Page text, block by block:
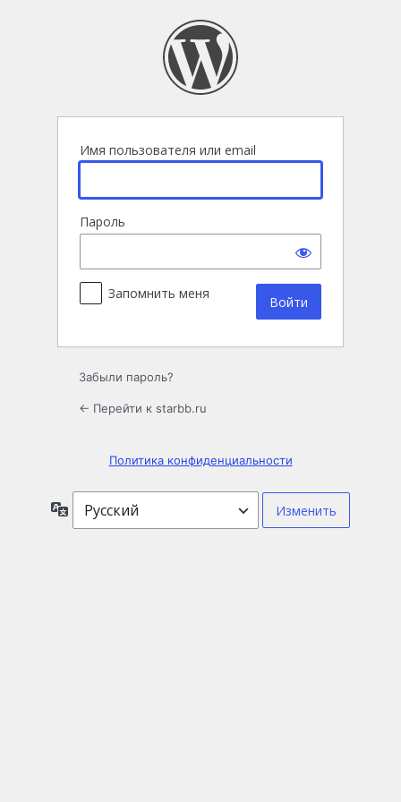
Имя пользователя или email
Пароль
Запомнить меня
Забыли пароль?
← Перейти к starbb.ru
Политика конфиденциальности
Язык